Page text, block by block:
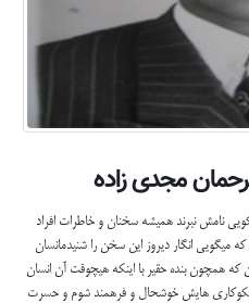
مجدی زاده
نامش نبرند همیشه سخنان و خاطرات افراد
میگویی انگار دیروز این سخن را شنیدمانسان
همچون بنده حقیر با اینکه هیچوقت آن انسان
و نکوکاری هایش خوشحال و فرهمند شوم و حسرت